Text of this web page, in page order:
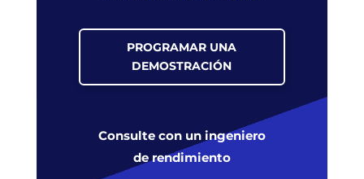
PROGRAMAR UNA
DEMOSTRACIÓN
Consulte con un ingeniero
de rendimiento